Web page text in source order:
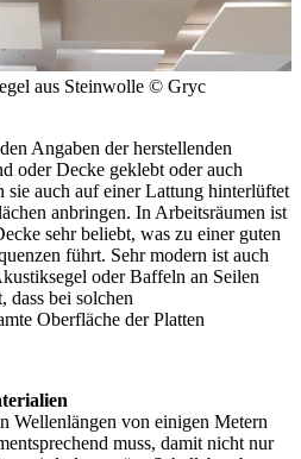
aus Steinwolle © Gryc
Angaben der herstellenden
oder Decke geklebt oder auch
sie auch auf einer Lattung hinterlüftet
anbringen. In Arbeitsräumen ist
sehr beliebt, was zu einer guten
führt. Sehr modern ist auch
oder Baffeln an Seilen
dass bei solchen
Oberfläche der Platten
Wellenlängen von einigen Metern
muss, damit nicht nur